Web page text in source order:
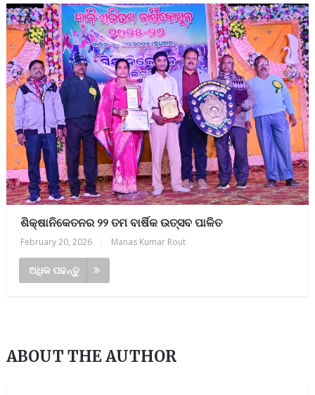
ଶିକ୍ଷାନିକେତନର ୨୨ ତମ ବାର୍ଷିକ ଉତ୍ସବ ପାଳିତ
February 20, 2026 Manas Kumar Rout
ଅଧିକ ପଢନ୍ତୁ
ABOUT THE AUTHOR